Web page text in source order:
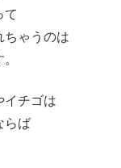
て
ちゃうのは
イチゴは
らば